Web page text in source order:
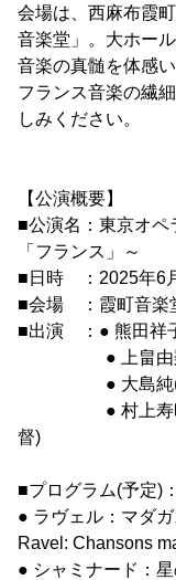
会場は、西麻布霞
音楽堂」。大ホー
音楽の真髄を体感い
フランス音楽の繊
しみください。
【公演概要】
■公演名：東京オ
「フランス」～
■日時 ：2025年6
■会場 ：霞町音楽
■出演 ：● 熊田祥
● 上畠由梨
● 大島純(
● 村上寿昭(ピ
督)
■プログラム(予定)：
● ラヴェル：マダ
Ravel: Chansons
● シャミナード：